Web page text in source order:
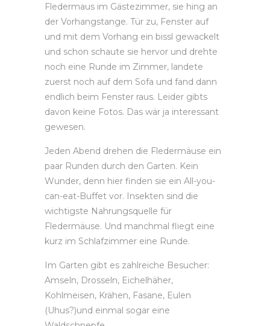
Fledermaus im Gästezimmer, sie hing an
der Vorhangstange. Tür zu, Fenster auf
und mit dem Vorhang ein bissl gewackelt
und schon schaute sie hervor und drehte
noch eine Runde im Zimmer, landete
zuerst noch auf dem Sofa und fand dann
endlich beim Fenster raus. Leider gibts
davon keine Fotos. Das wär ja interessant
gewesen.
Jeden Abend drehen die Fledermäuse ein
paar Runden durch den Garten. Kein
Wunder, denn hier finden sie ein All-you-
can-eat-Buffet vor. Insekten sind die
wichtigste Nahrungsquelle für
Fledermäuse. Und manchmal fliegt eine
kurz im Schlafzimmer eine Runde.
Im Garten gibt es zahlreiche Besucher:
Amseln, Drosseln, Eichelhäher,
Kohlmeisen, Krähen, Fasane, Eulen
(Uhus?)und einmal sogar eine